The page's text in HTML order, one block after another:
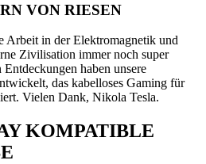
VON RIESEN
Arbeit in der Elektromagnetik und
Zivilisation immer noch super
haben unsere
das kabelloses Gaming für
Vielen Dank, Nikola Tesla.
KOMPATIBLE